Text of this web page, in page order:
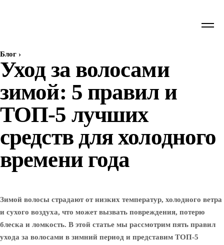
Блог ›
Уход за волосами
зимой: 5 правил и
ТОП-5 лучших
средств для холодного
времени года
Зимой волосы страдают от низких температур, холодного ветра
и сухого воздуха, что может вызвать повреждения, потерю
блеска и ломкость. В этой статье мы рассмотрим пять правил
ухода за волосами в зимний период и представим ТОП-5